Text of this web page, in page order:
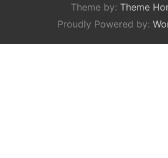
Theme by: Theme
Proudly Powered by: